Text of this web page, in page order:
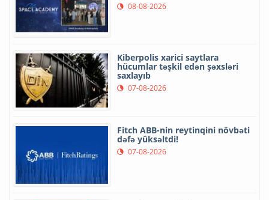
08-08-2026
Kiberpolis xarici saytlara
hücumlar təşkil edən şəxsləri
saxlayıb
07-08-2026
Fitch ABB-nin reytinqini növbəti
dəfə yüksəltdi!
07-08-2026